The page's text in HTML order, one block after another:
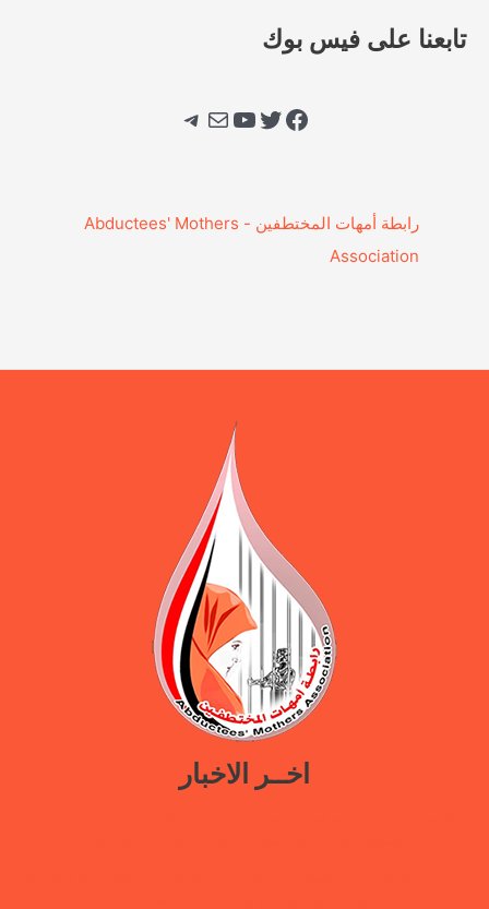
تابعنا على فيس بوك
فيسبوك تويتر يوتيوببريد تيليجرام
‎رابطة أمهات المختطفين - Abductees' Mothers
Association‎
اخــر الاخبار